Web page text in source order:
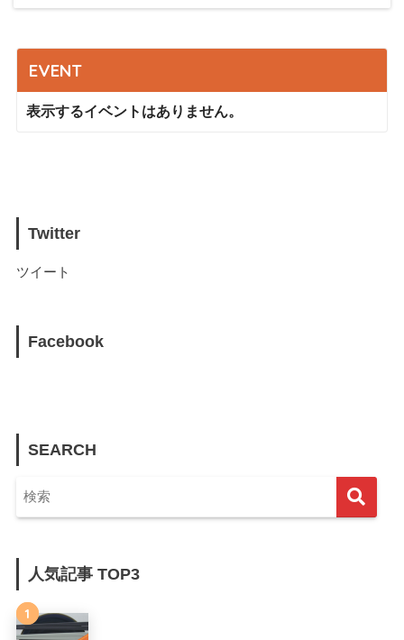
EVENT
表示するイベントはありません。
Twitter
ツイート
Facebook
SEARCH
人気記事 TOP3
1